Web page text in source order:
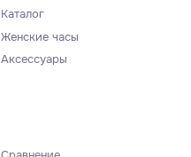
Каталог
Женские часы
Аксессуары